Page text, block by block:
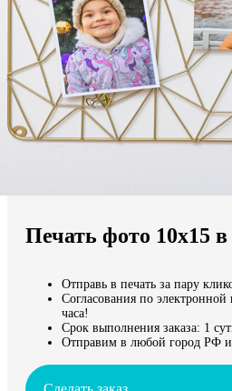
Мы доставляем по всему миру
Продолжить без города
Печать фото 10х15
Отправь в печать за пару
Согласования по электронной
часа!
Срок выполнения заказа: 1
Отправим в любой город РФ